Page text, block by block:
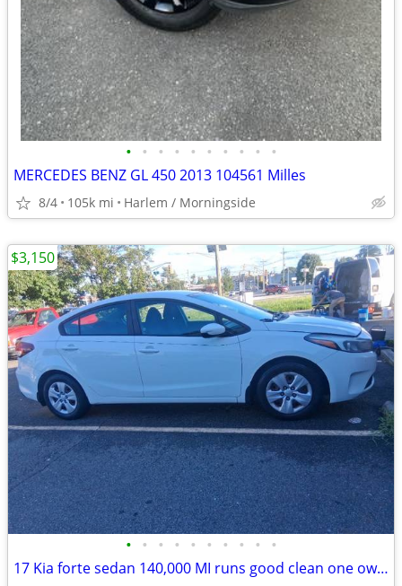
• • • • • • • • • •
MERCEDES BENZ GL 450 2013 104561 Milles
8/4 105k mi Harlem / Morningside
• • • • • • • • • •
17 Kia forte sedan 140,000 MI runs good clean one owner all original
$3,150